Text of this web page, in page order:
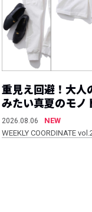
重見え回避！大人
みたい真夏のモノ
2026.08.06
NEW
WEEKLY COORDINATE